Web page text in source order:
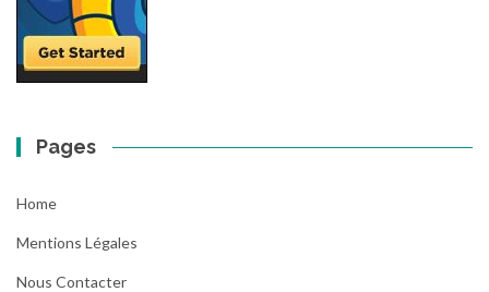
Pages
Home
Mentions Légales
Nous Contacter